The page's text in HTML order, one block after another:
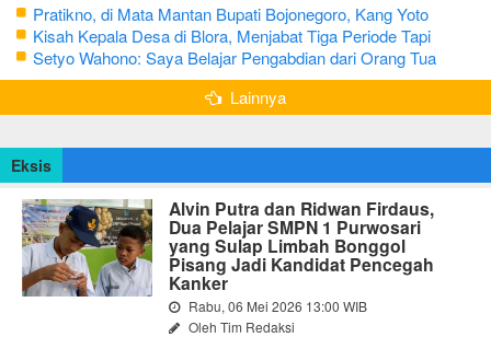
Pratikno, di Mata Mantan Bupati Bojonegoro, Kang Yoto
Kisah Kepala Desa di Blora, Menjabat Tiga Periode Tapi
Masih Hidup Sederhana
Setyo Wahono: Saya Belajar Pengabdian dari Orang Tua
Lainnya
Eksis
Alvin Putra dan Ridwan Firdaus,
Dua Pelajar SMPN 1 Purwosari
yang Sulap Limbah Bonggol
Pisang Jadi Kandidat Pencegah
Kanker
Rabu, 06 Mei 2026 13:00 WIB
Oleh Tim Redaksi